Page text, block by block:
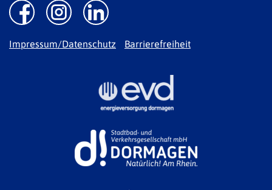
Impressum/Datenschutz Barrierefreiheit